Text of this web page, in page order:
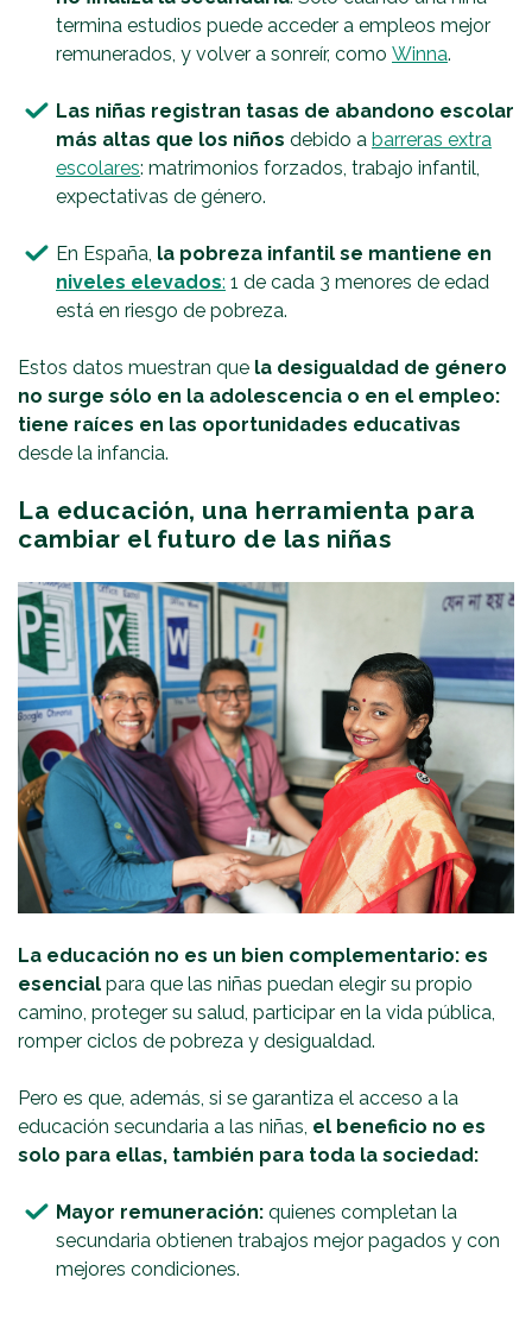
termina estudios puede acceder a empleos mejor
remunerados, y volver a sonreír, como Winna.
Las niñas registran tasas de abandono escolar
más altas que los niños debido a barreras extra
escolares: matrimonios forzados, trabajo infantil,
expectativas de género.
En España, la pobreza infantil se mantiene en
niveles elevados: 1 de cada 3 menores de edad
está en riesgo de pobreza.
Estos datos muestran que la desigualdad de género
no surge sólo en la adolescencia o en el empleo:
tiene raíces en las oportunidades educativas
desde la infancia.
La educación, una herramienta para
cambiar el futuro de las niñas
La educación no es un bien complementario: es
esencial para que las niñas puedan elegir su propio
camino, proteger su salud, participar en la vida pública,
romper ciclos de pobreza y desigualdad.
Pero es que, además, si se garantiza el acceso a la
educación secundaria a las niñas, el beneficio no es
solo para ellas, también para toda la sociedad:
Mayor remuneración: quienes completan la
secundaria obtienen trabajos mejor pagados y con
mejores condiciones.